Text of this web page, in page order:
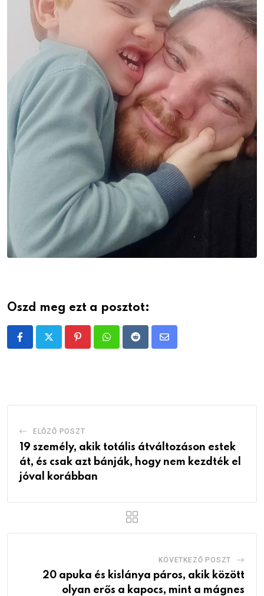
Oszd meg ezt a posztot:
PinterestWhatsappRedditShare
ELŐZŐ POSZT
19 személy, akik totális átváltozáson estek
át, és csak azt bánják, hogy nem kezdték el
jóval korábban
KÖVETKEZŐ POSZT
20 apuka és kislánya páros, akik között
olyan erős a kapocs, mint a mágnes